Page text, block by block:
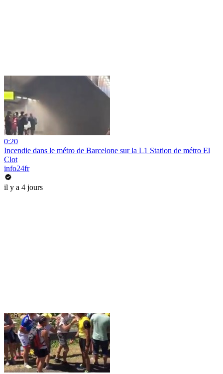
0:20
Incendie dans le métro de Barcelone sur la L1 Station de métro El
Clot
info24fr
il y a 4 jours